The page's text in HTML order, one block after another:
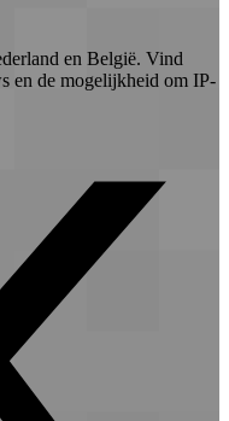
en België. Vind
en de mogelijkheid om IP-